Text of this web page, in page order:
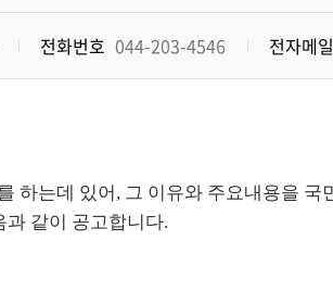
전화번호 044-203-4546 전자메일
는데 있어, 그 이유와 주요내용을 국
같이 공고합니다.